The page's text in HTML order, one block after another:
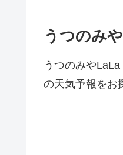
うつのみ
うつのみや
の天気予報をお